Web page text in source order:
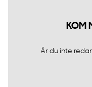
KOM
Är du inte